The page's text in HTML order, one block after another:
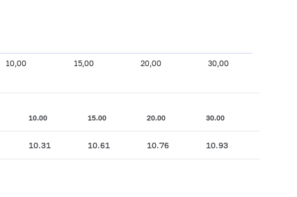
10,00 15,00 20,00 30,00
10.00 15.00 20.00 30.00
10.31 10.61 10.76 10.93